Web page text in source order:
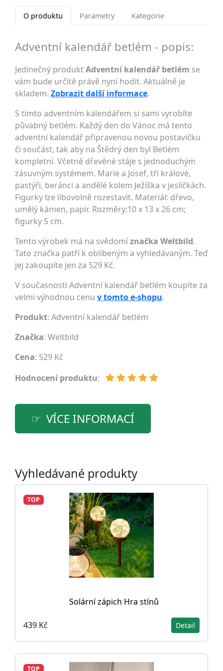
O produktu Parametry Kategorie
Adventní kalendář betlém - popis:
Jedinečný produktAdventní kalendář betlém se
vám bude určitě právě nyní hodit. Aktuálně je
skladem. Zobrazit další informace.
S tímto adventním kalendářem si sami vyrobíte
půvabný betlém. Každý den do Vánoc má tento
adventní kalendář připravenou novou postavičku
či součást, tak aby na Štědrý den byl Betlém
kompletní. Včetně dřevěné stáje s jednoduchým
zásuvným systémem. Marie a Josef, tři králové,
pastýři, beránci a andělé kolem Ježíška v jesličkách.
Figurky lze libovolně rozestavit. Materiál: dřevo,
umělý kámen, papír. Rozměry:10 x 13 x 26 cm;
figurky 5 cm.
Tento výrobek má na svědomíznačka Weltbild.
Tato značka patří k oblíbeným a vyhledávaným. Teď
jej zakoupíte jen za 529 Kč.
V současnosti Adventní kalendář betlém koupíte za
velmi výhodnou cenu v tomto e-shopu.
Produkt: Adventní kalendář betlém
Značka: Weltbild
Cena: 529 Kč
Hodnocení produktu:
VÍCE INFORMACÍ
Vyhledávané produkty
TOP
Solární zápich Hra stínů
439 Kč Detail
TOP